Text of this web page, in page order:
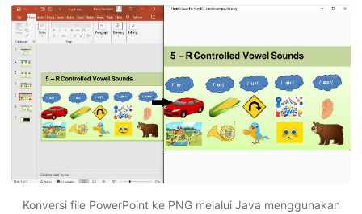
Konversi file PowerPoint ke PNG melalui Java menggunakan